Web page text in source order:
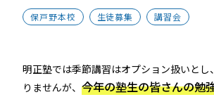
保戸野本校 生徒募集 講習会
明正塾では季節講習はオプション扱いとし
りませんが、 今年の塾生の皆さんの勉